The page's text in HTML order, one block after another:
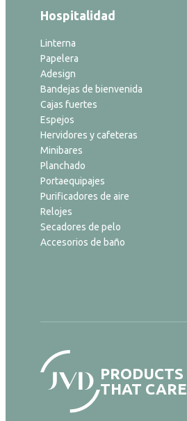
Hospitalidad
Linterna
Papelera
Adesign
Bandejas de bienvenida
Cajas fuertes
Espejos
Hervidores y cafeteras
Minibares
Planchado
Portaequipajes
Purificadores de aire
Relojes
Secadores de pelo
Accesorios de baño
PRODUCTS
THAT CARE